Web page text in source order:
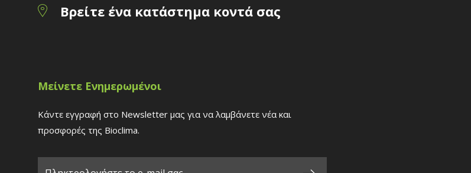
Βρείτε ένα κατάστημα κοντά σας
Μείνετε Ενημερωμένοι
Κάντε εγγραφή στο Newsletter μας για να λαμβάνετε νέα και
προσφορές της Bioclima.